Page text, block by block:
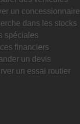
un concessionnaire
dans les stocks
spéciales
financiers
un devis
un essai routier